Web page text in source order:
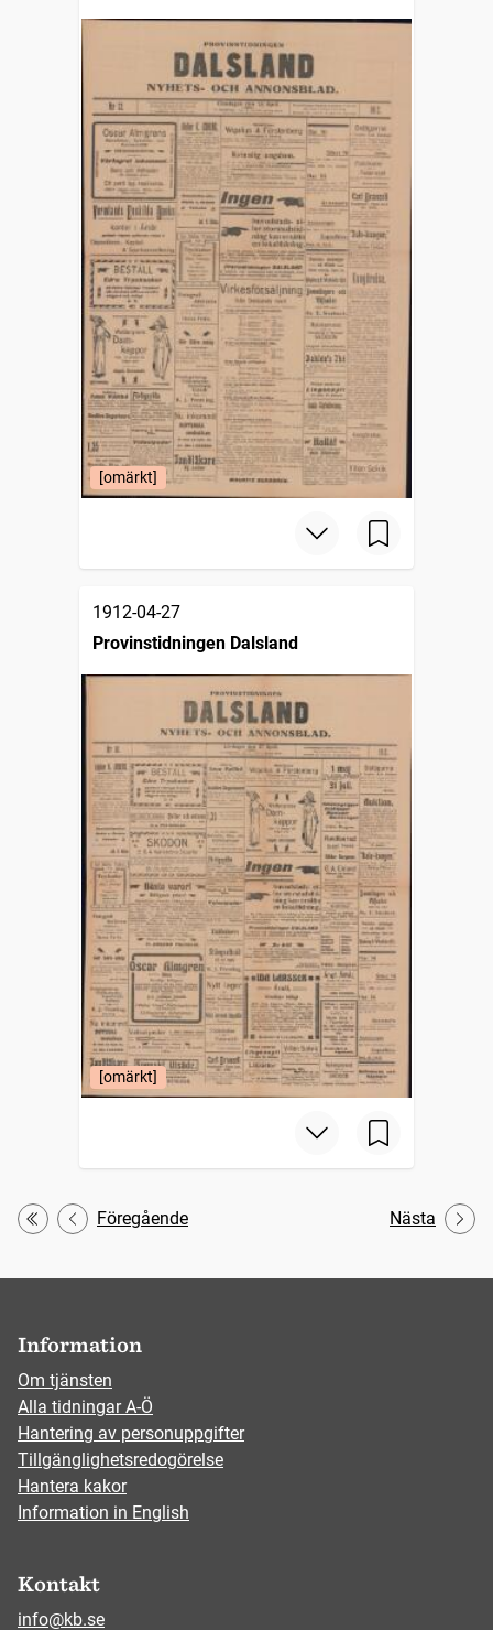
[omärkt]
1912-04-27
Provinstidningen Dalsland
[omärkt]
Första
Föregående Nästa
Information
Om tjänsten
Alla tidningar A-Ö
Hantering av personuppgifter
Tillgänglighetsredogörelse
Hantera kakor
Information in English
Kontakt
info@kb.se